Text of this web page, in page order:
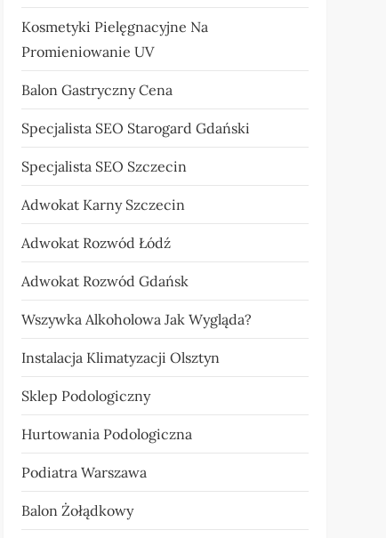
Kosmetyki Pielęgnacyjne Na
Promieniowanie UV
Balon Gastryczny Cena
Specjalista SEO Starogard Gdański
Specjalista SEO Szczecin
Adwokat Karny Szczecin
Adwokat Rozwód Łódź
Adwokat Rozwód Gdańsk
Wszywka Alkoholowa Jak Wygląda?
Instalacja Klimatyzacji Olsztyn
Sklep Podologiczny
Hurtowania Podologiczna
Podiatra Warszawa
Balon Żołądkowy